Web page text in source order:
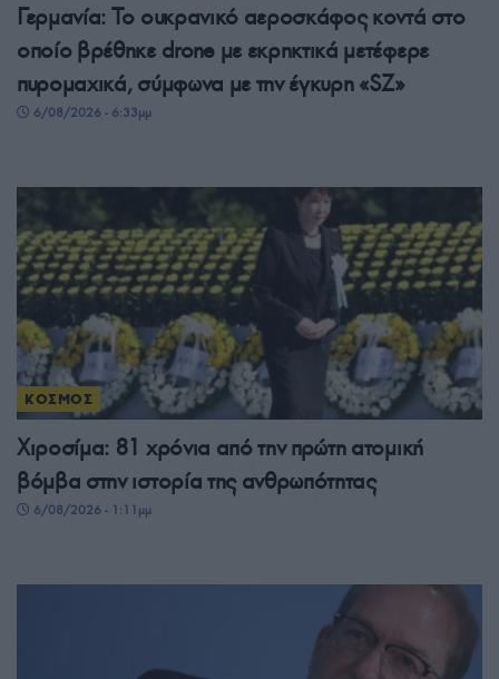
Γερμανία: Το ουκρανικό αεροσκάφος κοντά στο
οποίο βρέθηκε drone με εκρηκτικά μετέφερε
πυρομαχικά, σύμφωνα με την έγκυρη «SZ»
6/08/2026 - 6:33μμ
ΚΟΣΜΟΣ
Χιροσίμα: 81 χρόνια από την πρώτη ατομική
βόμβα στην ιστορία της ανθρωπότητας
6/08/2026 - 1:11μμ